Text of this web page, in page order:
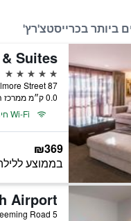
ביותר בכרייסטצ'רץ'
Suites
5 כוכבים
87 Kilmore Street, כרייסטצ'רץ', ניו זילנד
0.0 ק״מ ממרכז העיר
Wi-Fi חינם
₪369
בממוצע
5 Peter Leeming Road, כרייסטצ'רץ', ניו זילנד